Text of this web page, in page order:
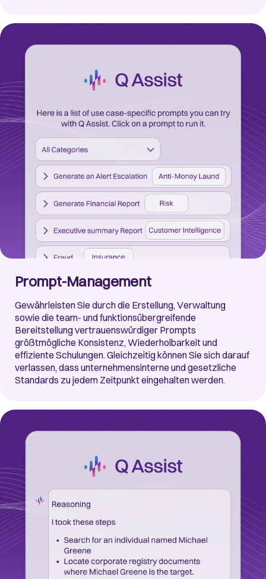
Prompt-Management
Gewährleisten Sie durch die Erstellung, Verwaltung
sowie die team- und funktionsübergreifende
Bereitstellung vertrauenswürdiger Prompts
größtmögliche Konsistenz, Wiederholbarkeit und
effiziente Schulungen. Gleichzeitig können Sie sich darauf
verlassen, dass unternehmensinterne und gesetzliche
Standards zu jedem Zeitpunkt eingehalten werden.